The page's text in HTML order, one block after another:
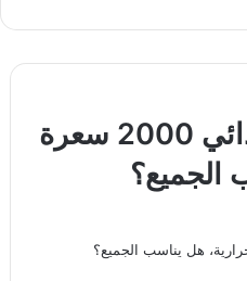
مراجعة برنامج غذائي 2000 سعرة
الجميع؟